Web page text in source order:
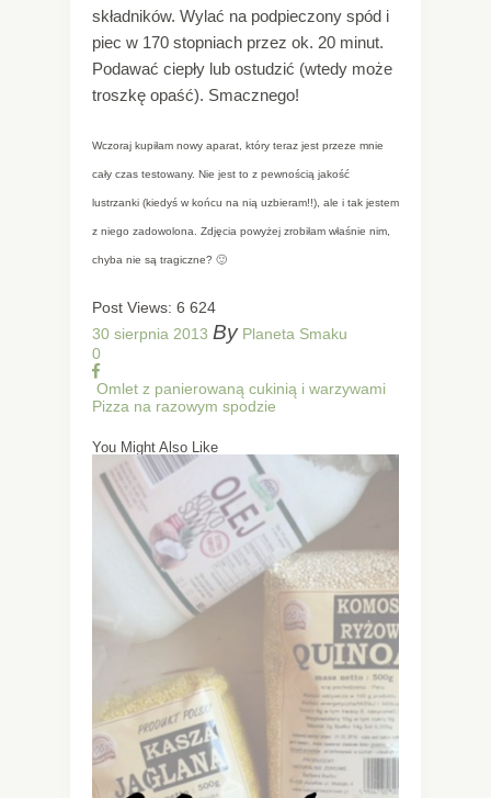
składników. Wylać na podpieczony spód i
piec w 170 stopniach przez ok. 20 minut.
Podawać ciepły lub ostudzić (wtedy może
troszkę opaść). Smacznego!
Wczoraj kupiłam nowy aparat, który teraz jest przeze mnie
cały czas testowany. Nie jest to z pewnością jakość
lustrzanki (kiedyś w końcu na nią uzbieram!!), ale i tak jestem
z niego zadowolona. Zdjęcia powyżej zrobiłam właśnie nim,
chyba nie są tragiczne? 🙂
Post Views: 6 624
30 sierpnia 2013 By Planeta Smaku
0
Omlet z panierowaną cukinią i warzywami
Pizza na razowym spodzie
You Might Also Like